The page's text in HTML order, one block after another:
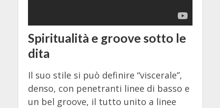
Spiritualità e groove sotto le
dita
Il suo stile si può definire “viscerale”,
denso, con penetranti linee di basso e
un bel groove, il tutto unito a linee